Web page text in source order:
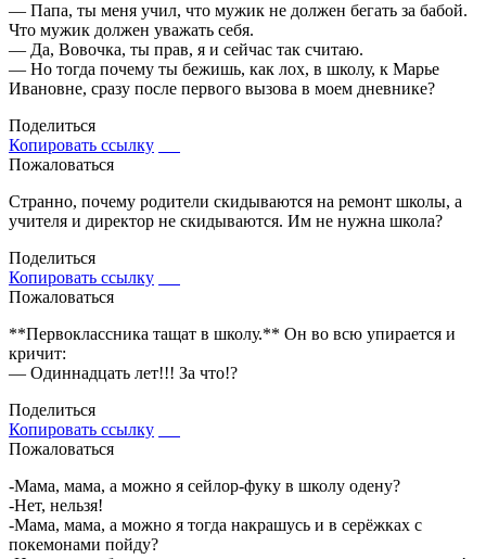
— Папа, ты меня учил, что мужик не должен бегать за бабой.
Что мужик должен уважать себя.
— Да, Вовочка, ты прав, я и сейчас так считаю.
— Но тогда почему ты бежишь, как лох, в школу, к Марье
Ивановне, сразу после первого вызова в моем дневнике?
Поделиться
Копировать ссылку
Пожаловаться
Странно, почему родители скидываются на ремонт школы, а
учителя и директор не скидываются. Им не нужна школа?
Поделиться
Копировать ссылку
Пожаловаться
**Первоклассника тащат в школу.** Он во всю упирается и
кричит:
— Одиннадцать лет!!! За что!?
Поделиться
Копировать ссылку
Пожаловаться
-Мама, мама, а можно я сейлор-фуку в школу одену?
-Нет, нельзя!
-Мама, мама, а можно я тогда накрашусь и в серёжках с
покемонами пойду?